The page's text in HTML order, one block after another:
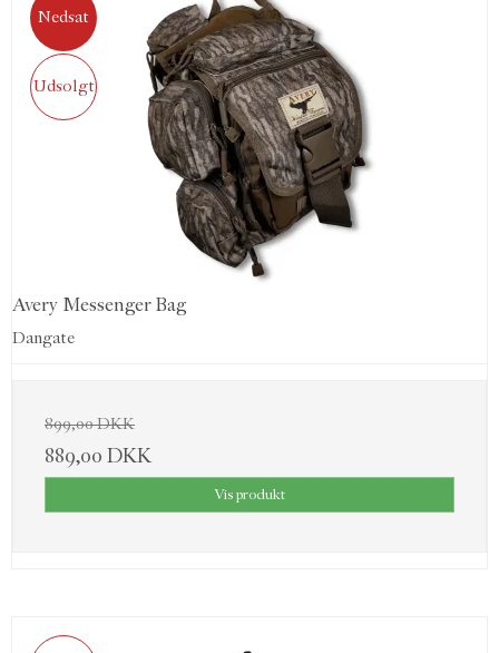
Nedsat
Udsolgt
Avery Messenger Bag
Dangate
899,00 DKK
889,00 DKK
Vis produkt